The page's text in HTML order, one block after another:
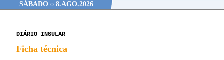
SÁBADOo 8.AGO.2026
DIÁRIO INSULAR
Ficha técnica